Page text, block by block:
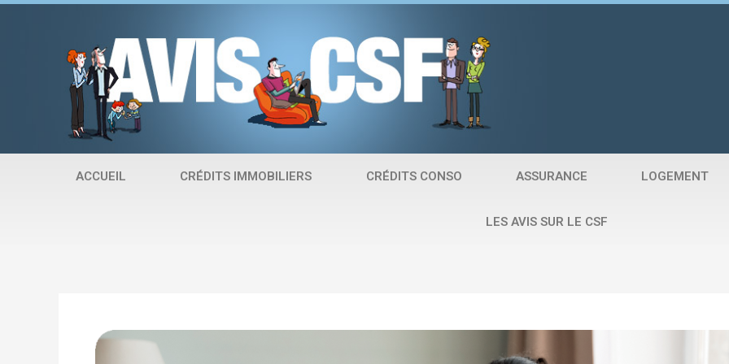
Aller
ACCUEIL CRÉDITS IMMOBILIERS CRÉDITS CONSO ASSURANCE LOGEMENT
LES AVIS SUR LE CSF